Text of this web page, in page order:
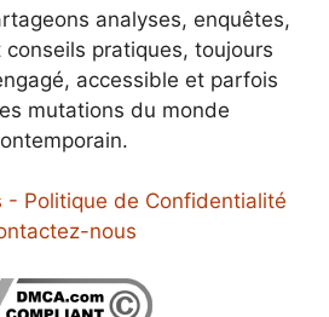
analyses, enquêtes,
pratiques, toujours
accessible et parfois
mutations du monde
- Politique de Confidentialité
nous